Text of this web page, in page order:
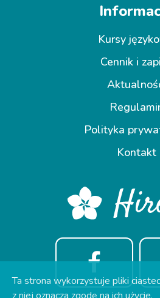
Kursy
Cennik i
Polityka
Kontakt
Ta strona wykorzystuje pliki